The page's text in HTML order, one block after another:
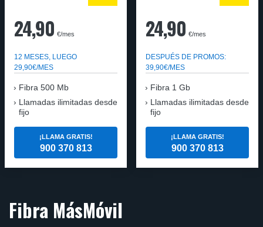
24,90 €/mes
12 MESES, LUEGO
29,90€/MES
Fibra 500 Mb
Llamadas ilimitadas desde
fijo
¡LLAMA GRATIS!
900 370 813
24,90 €/mes
DESPUÉS DE PROMOS:
39,90€/MES
Fibra 1 Gb
Llamadas ilimitadas desde
fijo
¡LLAMA GRATIS!
900 370 813
Fibra MásMóvil